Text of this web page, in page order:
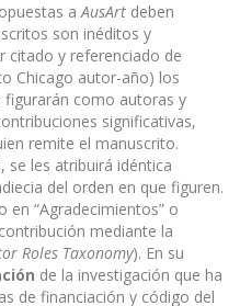
aAusArt deben
son inéditos y
citado y referenciado de
Chicago autor-año) los
como autoras y
significativas,
remite el manuscrito.
se les atribuirá idéntica
del orden en que figuren.
en “Agradecimientos” o
mediante la
Roles Taxonomy). En su
de la investigación que ha
de financiación y código del